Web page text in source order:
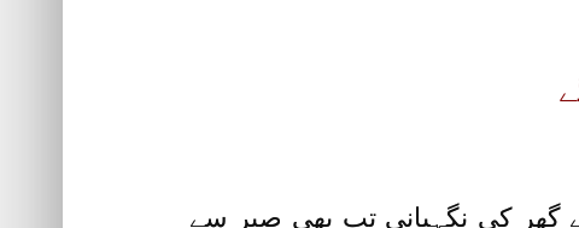
گھر کی نگہبانی تب بھی صبر سے